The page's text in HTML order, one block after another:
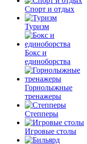
Спорт и отдых
Туризм
Бокс и
единоборства
Горнолыжные
тренажеры
Степперы
Игровые столы